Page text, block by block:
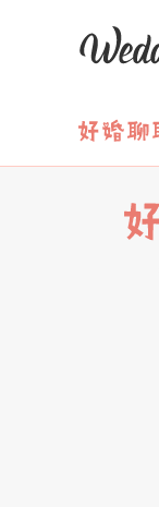
好婚